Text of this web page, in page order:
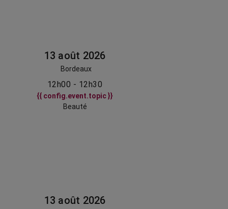
13 août 2026
Bordeaux
12h00 - 12h30
{{ config.event.topic }}
Beauté
13 août 2026